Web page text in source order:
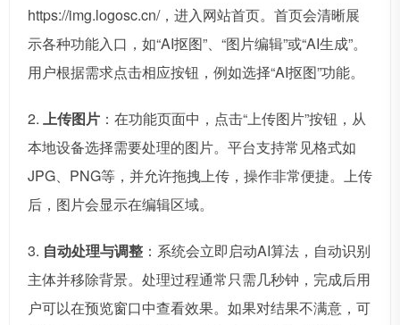
https://img.logosc.cn/，进入网站首页。首页会清晰展
示各种功能入口，如“AI抠图”、“图片编辑”或“AI生成”。
用户根据需求点击相应按钮，例如选择“AI抠图”功能。
2. 上传图片 ：在功能页面中，点击“上传图片”按钮，从
本地设备选择需要处理的图片。平台支持常见格式如
JPG、PNG等，并允许拖拽上传，操作非常便捷。上传
后，图片会显示在编辑区域。
3. 自动处理与调整 ：系统会立即启动AI算法，自动识别
主体并移除背景。处理过程通常只需几秒钟，完成后用
户可以在预览窗口中查看效果。如果对结果不满意，可